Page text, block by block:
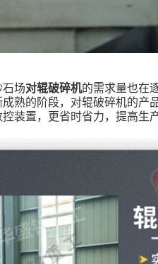
石场对辊破碎机的需求量也在
熟的阶段，对辊破碎机的产
装置，更省时省力，提高生